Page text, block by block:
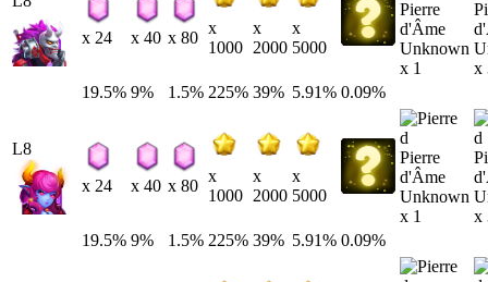
x 24 x 40 x 80
x
1000
x
2000
x
5000
Pierre
d'Âme
Unknown
x 1
x
19.5% 9% 1.5% 225% 39% 5.91% 0.09%
L8
x 24 x 40 x 80
x
1000
x
2000
x
5000
Pierre
d'Âme
Unknown
x 1
x
19.5% 9% 1.5% 225% 39% 5.91% 0.09%